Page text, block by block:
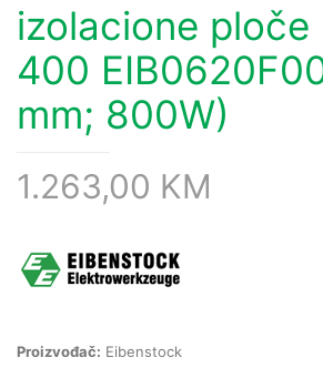
izolacione ploče
400
mm; 800W)
1.263,00 KM
Proizvođač: Eibenstock